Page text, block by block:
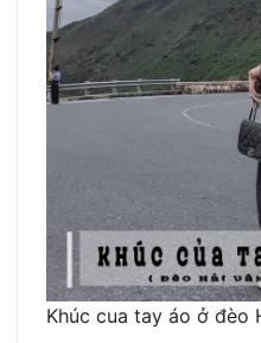
Khúc cua tay áo ở đèo